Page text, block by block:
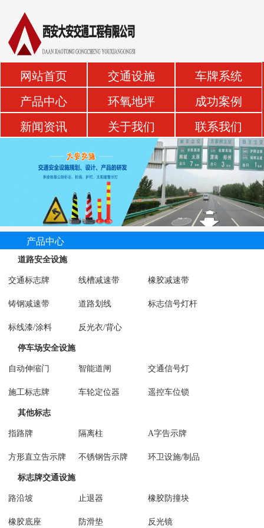
网站首页 交通设施 车牌系统
产品中心 环氧地坪 成功案例
新闻资讯 关于我们 联系我们
产品中心
道路安全设施
交通标志牌 线槽减速带 橡胶减速带
铸钢减速带 道路划线 标志信号灯杆
标线漆/涂料 反光衣/背心
停车场安全设施
自动伸缩门 智能道闸 交通信号灯
施工标志牌 车轮定位器 遥控车位锁
其他标志
指路牌 隔离柱 A字告示牌
方形直立告示牌 不锈钢告示牌 环卫设施/制品
标志牌交通设施
路沿坡 止退器 橡胶防撞块
橡胶底座 防滑垫 反光镜